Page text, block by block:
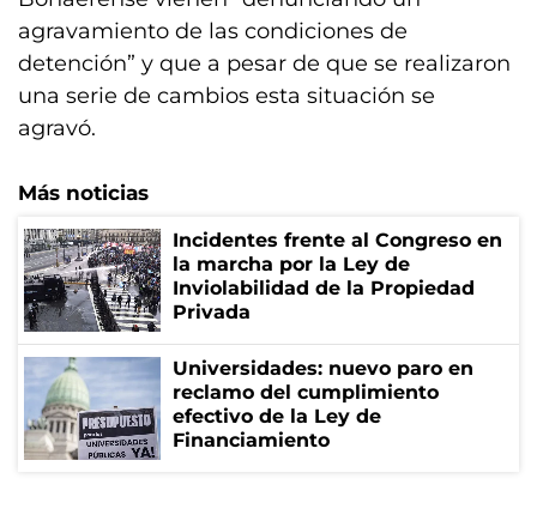
agravamiento de las condiciones de
detención” y que a pesar de que se realizaron
una serie de cambios esta situación se
agravó.
Más noticias
Incidentes frente al Congreso en
la marcha por la Ley de
Inviolabilidad de la Propiedad
Privada
Universidades: nuevo paro en
reclamo del cumplimiento
efectivo de la Ley de
Financiamiento